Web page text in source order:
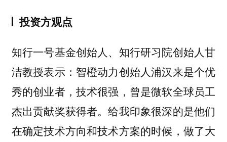
投资方观点
知行一号基金创始人、知行研习院创始人甘
洁教授表示：智橙动力创始人浦汉来是个优
秀的创业者，技术很强，曾是微软全球员工
杰出贡献奖获得者。给我印象很深的是他们
在确定技术方向和技术方案的时候，做了大